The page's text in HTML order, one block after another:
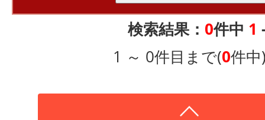
検索結果： 0件中 1
1 ～ 0件目まで(0件中